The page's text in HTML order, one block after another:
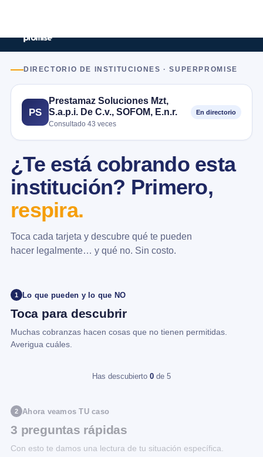
DIRECTORIO DE INSTITUCIONES · SUPERPROMISE
PS
Prestamaz Soluciones Mzt,
S.a.p.i. De C.v., SOFOM, E.n.r.
Consultado 43 veces
En directorio
¿Te está cobrando esta
institución? Primero,
respira.
Toca cada tarjeta y descubre qué te pueden
hacer legalmente… y qué no. Sin costo.
1 Lo que pueden y lo que NO
Toca para descubrir
Muchas cobranzas hacen cosas que no tienen permitidas.
Averigua cuáles.
Has descubierto 0 de 5
2 Ahora veamos TU caso
3 preguntas rápidas
Con esto te damos una lectura de tu situación específica.